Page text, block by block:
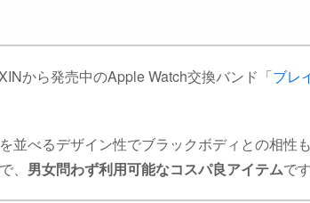
から発売中のApple Watch交換バンド「ブレ
並べるデザイン性でブラックボディとの相性
、 男女問わず利用可能なコスパ良アイテムです